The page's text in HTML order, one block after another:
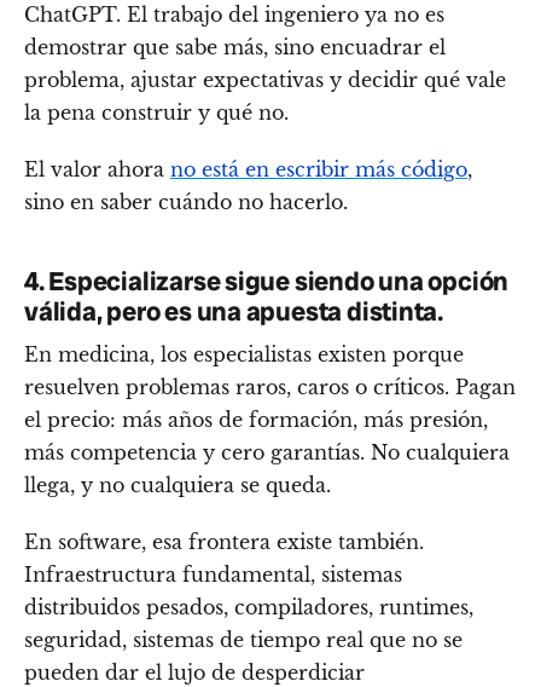
ChatGPT. El trabajo del ingeniero ya no es
demostrar que sabe más, sino encuadrar el
problema, ajustar expectativas y decidir qué vale
la pena construir y qué no.
El valor ahora no está en escribir más código,
sino en saber cuándo no hacerlo.
4. Especializarse sigue siendo una opción
válida, pero es una apuesta distinta.
En medicina, los especialistas existen porque
resuelven problemas raros, caros o críticos. Pagan
el precio: más años de formación, más presión,
más competencia y cero garantías. No cualquiera
llega, y no cualquiera se queda.
En software, esa frontera existe también.
Infraestructura fundamental, sistemas
distribuidos pesados, compiladores, runtimes,
seguridad, sistemas de tiempo real que no se
pueden dar el lujo de desperdiciar